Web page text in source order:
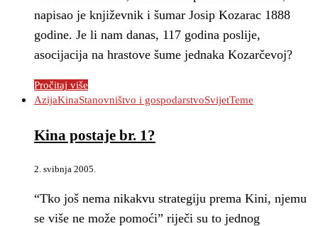
napisao je književnik i šumar Josip Kozarac 1888
godine. Je li nam danas, 117 godina poslije,
asocijacija na hrastove šume jednaka Kozarčevoj?
Pročitaj više
AzijaKinaStanovništvo i gospodarstvoSvijetTeme
Kina postaje br. 1?
2. svibnja 2005.
“Tko još nema nikakvu strategiju prema Kini, njemu
se više ne može pomoći” riječi su to jednog